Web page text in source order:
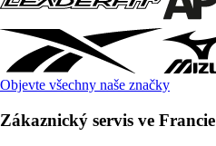
Objevte všechny naše značky
Zákaznický servis ve Francie